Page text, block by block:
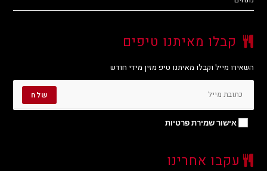
קבלו מאיתנו טיפים
השאירו מייל וקבלו מאיתנו טיפ מזין מידי חודש
שלח
אישור שמירת פרטיות
עקבו אחרינו